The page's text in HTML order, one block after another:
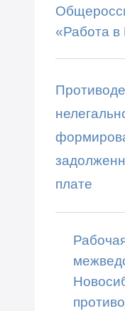
«Работа в
плате